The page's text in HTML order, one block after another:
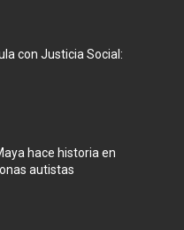
con Justicia Social:
hace historia en
autistas